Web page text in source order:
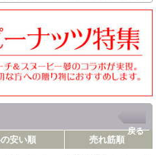
戻る
安い順 売れ筋順